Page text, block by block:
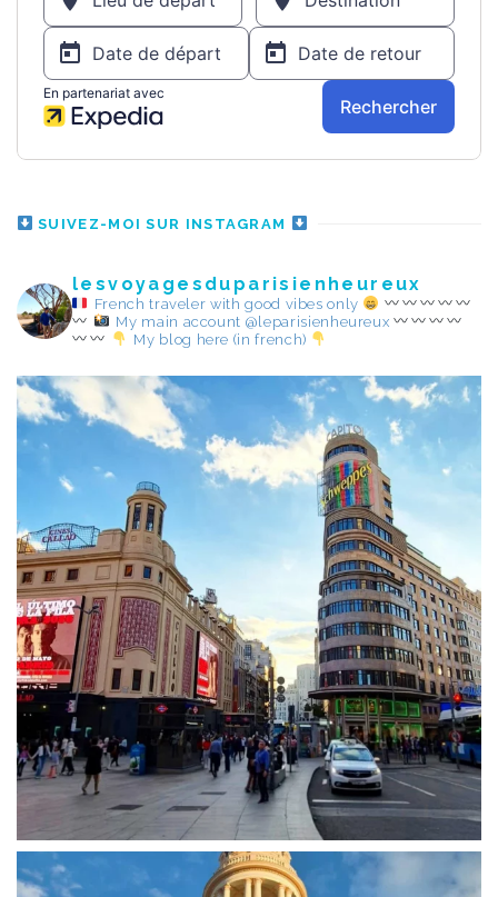
SUIVEZ-MOI SUR INSTAGRAM
lesvoyagesduparisienheureux
French traveler with good vibes only
My main account @leparisienheureux
My blog here (in french)